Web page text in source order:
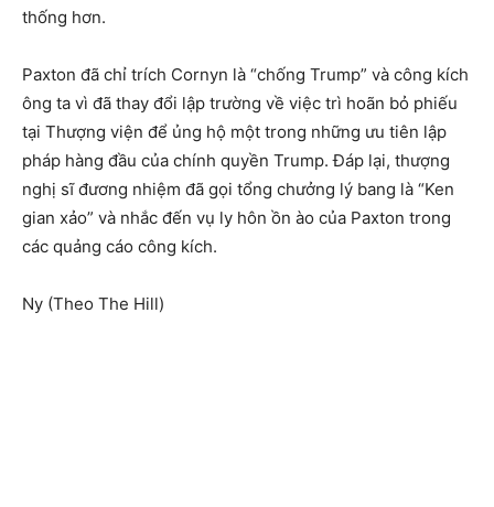
thống hơn.
Paxton đã chỉ trích Cornyn là “chống Trump” và công kích
ông ta vì đã thay đổi lập trường về việc trì hoãn bỏ phiếu
tại Thượng viện để ủng hộ một trong những ưu tiên lập
pháp hàng đầu của chính quyền Trump. Đáp lại, thượng
nghị sĩ đương nhiệm đã gọi tổng chưởng lý bang là “Ken
gian xảo” và nhắc đến vụ ly hôn ồn ào của Paxton trong
các quảng cáo công kích.
Ny (Theo The Hill)